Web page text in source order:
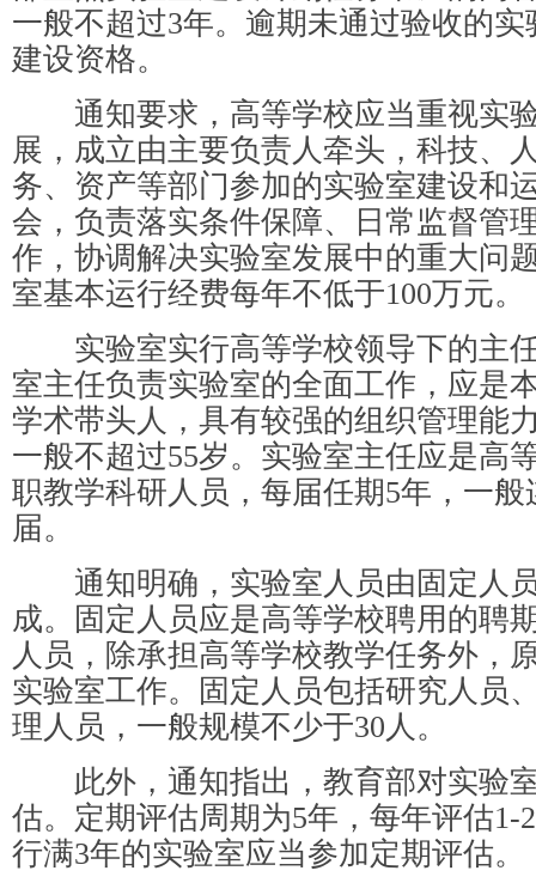
一般不超过3年。逾期未通过验收的
建设资格。
通知要求，高等学校应当重视实
展，成立由主要负责人牵头，科技、
务、资产等部门参加的实验室建设和
会，负责落实条件保障、日常监督管
作，协调解决实验室发展中的重大问
室基本运行经费每年不低于100万元。
实验室实行高等学校领导下的主
室主任负责实验室的全面工作，应是
学术带头人，具有较强的组织管理能
一般不超过55岁。实验室主任应是高
职教学科研人员，每届任期5年，一般
届。
通知明确，实验室人员由固定人
成。固定人员应是高等学校聘用的聘
人员，除承担高等学校教学任务外，
实验室工作。固定人员包括研究人员
理人员，一般规模不少于30人。
此外，通知指出，教育部对实验
估。定期评估周期为5年，每年评估1-
行满3年的实验室应当参加定期评估。